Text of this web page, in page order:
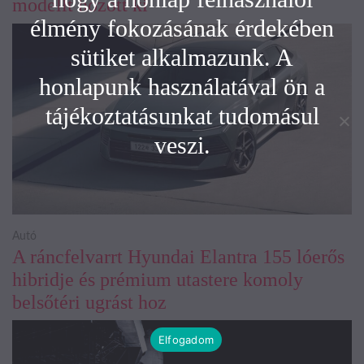
modellt hozott ki
A ráncfelvarrt Hyundai Elantra 155 lóerős
hibridje és prémium utastere komoly
belsőtéri ugrást hoz
Autó
élmény fokozásának érdekében
sütiket alkalmazunk. A
honlapunk használatával ön a
tájékoztatásunkat tudomásul
veszi.
Elfogadom